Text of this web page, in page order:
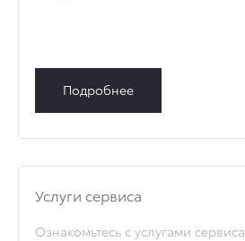
Подробнее
Услуги сервиса
Ознакомьтесь с услугами сервиса